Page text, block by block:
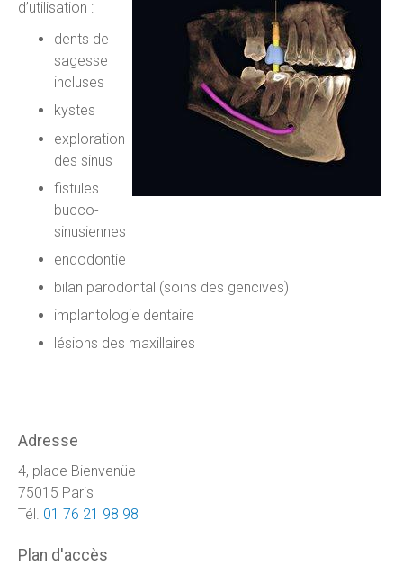
d’utilisation :
dents de
sagesse
incluses
kystes
exploration
des sinus
fistules
bucco-
sinusiennes
endodontie
bilan parodontal (soins des gencives)
implantologie dentaire
lésions des maxillaires
Adresse
4, place Bienvenüe
75015 Paris
Tél. 01 76 21 98 98
Plan d'accès